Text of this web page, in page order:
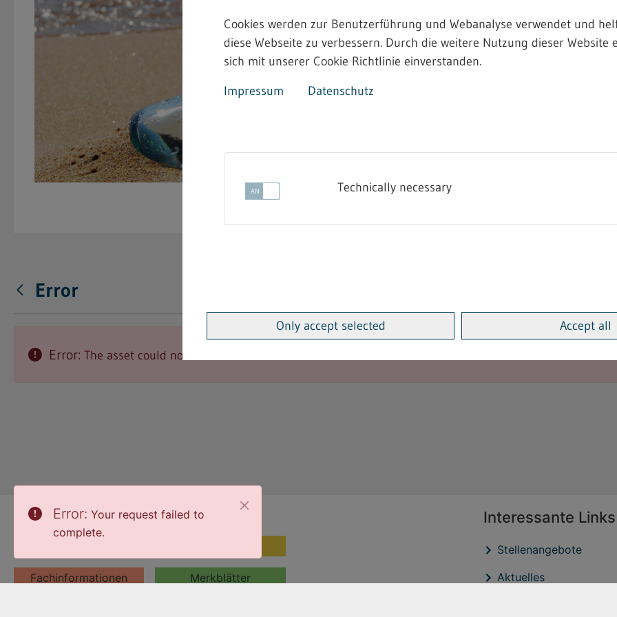
Error
Error: The asset could not be found.
Cookies werden zur Benutzerführung und Webanalyse verwendet und
diese Webseite zu verbessern. Durch die weitere Nutzung dieser Website
sich mit unserer Cookie Richtlinie einverstanden.
Impressum
Datenschutz
Technically necessary
Only accept selected Accept all
Themen
Fachinformationen Merkblätter
Interessante Links
Stellenangebote
Aktuelles